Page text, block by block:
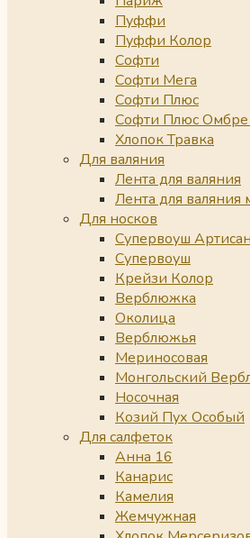
Пуффи
Пуффи Колор
Софти
Софти Мега
Софти Плюс
Софти Плюс Омбре
Хлопок Травка
Для валяния
Лента для валяния
Лента для валяния
Для носков
Супервоуш Артисан
Супервоуш
Крейзи Колор
Верблюжка
Околица
Верблюжья
Мериносовая
Монгольский
Носочная
Козий Пух Особый
Для салфеток
Анна 16
Канарис
Камелия
Жемчужная